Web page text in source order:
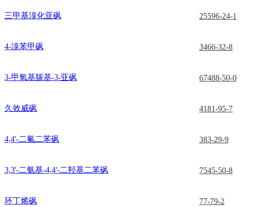
三甲基溴化亚砜 25596-24-1
4-溴苯甲砜 3466-32-8
3-甲氧基羰基-3-亚砜 67488-50-0
久效威砜 4181-95-7
4,4'-二氟二苯砜 383-29-9
3,3'-二氨基-4,4'-二羟基二苯砜 7545-50-8
环丁烯砜 77-79-2